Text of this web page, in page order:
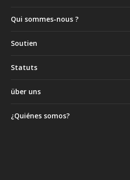
Qui sommes-nous ?
Soutien
Statuts
über uns
¿Quiénes somos?